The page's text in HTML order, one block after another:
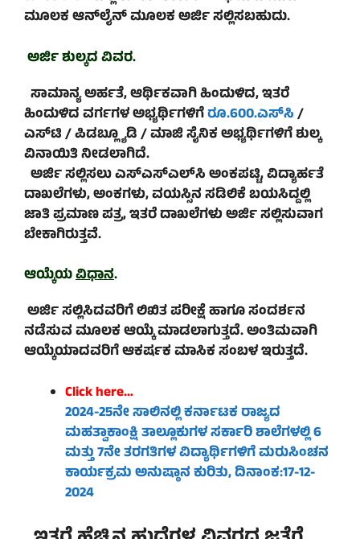
ಮೂಲಕ ಆನ್‌ಲೈನ್‌ ಮೂಲಕ ಅರ್ಜಿ ಸಲ್ಲಿಸಬಹುದು.
ಅರ್ಜಿ ಶುಲ್ಕದ ವಿವರ.
ಸಾಮಾನ್ಯ ಅರ್ಹತೆ, ಆರ್ಥಿಕವಾಗಿ ಹಿಂದುಳಿದ, ಇತರೆ
ಹಿಂದುಳಿದ ವರ್ಗಗಳ ಅಭ್ಯರ್ಥಿಗಳಿಗೆರೂ.600.ಎಸ್‌ಸಿ/
ಎಸ್‌ಟಿ / ಪಿಡಬ್ಲ್ಯೂಡಿ / ಮಾಜಿ ಸೈನಿಕ ಅಭ್ಯರ್ಥಿಗಳಿಗೆ ಶುಲ್ಕ
ವಿನಾಯಿತಿ ನೀಡಲಾಗಿದೆ.
ಅರ್ಜಿ ಸಲ್ಲಿಸಲು ಎಸ್‌ಎಸ್‌ಎಲ್‌ಸಿ ಅಂಕಪಟ್ಟಿ, ವಿದ್ಯಾರ್ಹತೆ
ದಾಖಲೆಗಳು, ಅಂಕಗಳು, ವಯಸ್ಸಿನ ಸಡಿಲಿಕೆ ಬಯಸಿದ್ದಲ್ಲಿ
ಜಾತಿ ಪ್ರಮಾಣ ಪತ್ರ, ಇತರೆ ದಾಖಲೆಗಳು ಅರ್ಜಿ ಸಲ್ಲಿಸುವಾಗ
ಬೇಕಾಗಿರುತ್ತವೆ.
ಆಯ್ಕೆಯವಿಧಾನ.
ಅರ್ಜಿ ಸಲ್ಲಿಸಿದವರಿಗೆ ಲಿಖಿತ ಪರೀಕ್ಷೆ ಹಾಗೂ ಸಂದರ್ಶನ
ನಡೆಸುವ ಮೂಲಕ ಆಯ್ಕೆ ಮಾಡಲಾಗುತ್ತದೆ. ಅಂತಿಮವಾಗಿ
ಆಯ್ಕೆಯಾದವರಿಗೆ ಆಕರ್ಷಕ ಮಾಸಿಕ ಸಂಬಳ ಇರುತ್ತದೆ.
Click here…
2024-25ನೇ ಸಾಲಿನಲ್ಲಿ ಕರ್ನಾಟಕ ರಾಜ್ಯದ
ಮಹತ್ವಾಕಾಂಕ್ಷಿ ತಾಲ್ಲೂಕುಗಳ ಸರ್ಕಾರಿ ಶಾಲೆಗಳಲ್ಲಿ 6
ಮತ್ತು 7ನೇ ತರಗತಿಗಳ ವಿದ್ಯಾರ್ಥಿಗಳಿಗೆ ಮರುಸಿಂಚನ
ಕಾರ್ಯಕ್ರಮ ಅನುಷ್ಠಾನ ಕುರಿತು, ದಿನಾಂಕ:17-12-
2024